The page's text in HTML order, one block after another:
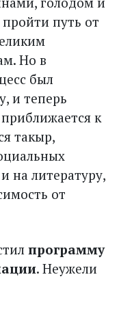
путь от
Но в
был
и теперь
к
такыр,
на литературу,
от
программу
. Неужели